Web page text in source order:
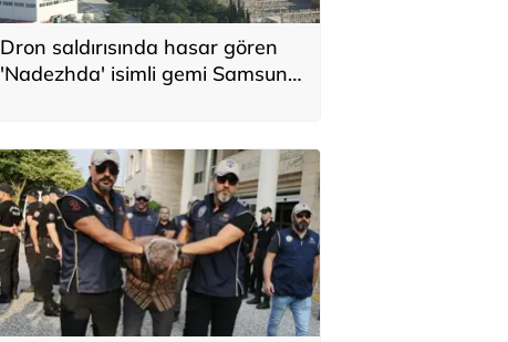
Dron saldırısında hasar gören
'Nadezhda' isimli gemi Samsun